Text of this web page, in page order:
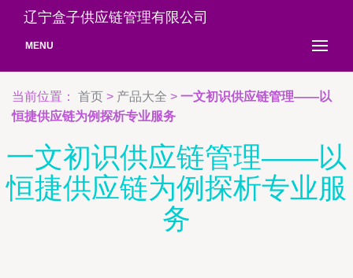
辽宁盒子供应链管理有限公司
MENU
当前位置： 首页 > 产品大全 > 一文初识供应链管理——以
恒捷供应链为例探析专业服务
一文初识供应链管理——以
恒捷供应链为例探析专业服
务